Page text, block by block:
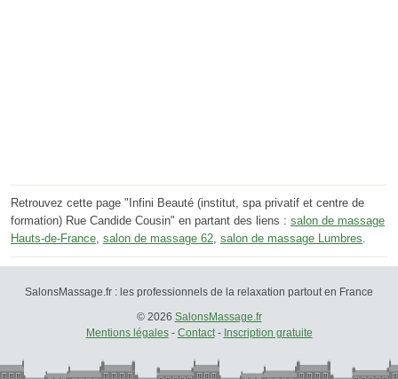
Retrouvez cette page "Infini Beauté (institut, spa privatif et centre de
formation) Rue Candide Cousin" en partant des liens : salon de massage
Hauts-de-France, salon de massage 62, salon de massage Lumbres.
SalonsMassage.fr : les professionnels de la relaxation partout en France
© 2026 SalonsMassage.fr
Mentions légales- Contact- Inscription gratuite